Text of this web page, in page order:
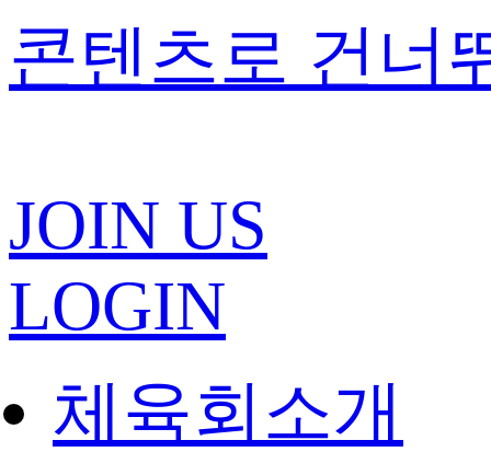
콘텐츠로 건너
JOIN US
LOGIN
체육회소개